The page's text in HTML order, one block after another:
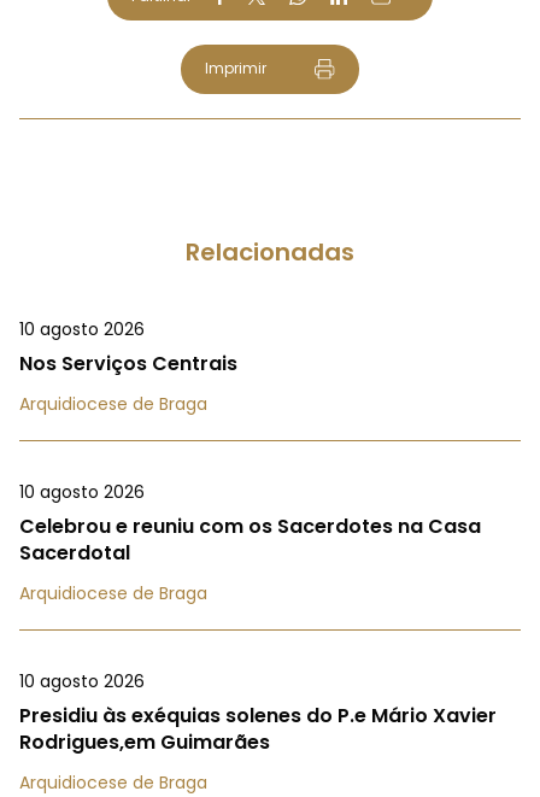
Imprimir
Relacionadas
10 agosto 2026
Nos Serviços Centrais
Arquidiocese de Braga
10 agosto 2026
Celebrou e reuniu com os Sacerdotes na Casa
Sacerdotal
Arquidiocese de Braga
10 agosto 2026
Presidiu às exéquias solenes do P.e Mário Xavier
Rodrigues,em Guimarães
Arquidiocese de Braga